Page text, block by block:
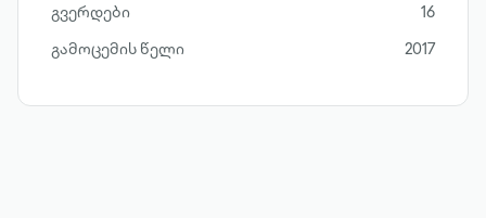
გვერდები
16
გამოცემის წელი
2017